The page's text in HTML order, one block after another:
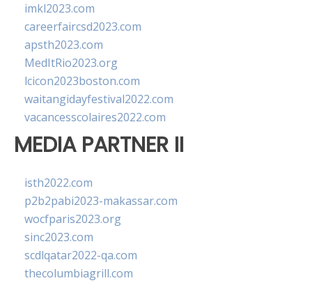
imkl2023.com
careerfaircsd2023.com
apsth2023.com
MedItRio2023.org
lcicon2023boston.com
waitangidayfestival2022.com
vacancesscolaires2022.com
MEDIA PARTNER II
isth2022.com
p2b2pabi2023-makassar.com
wocfparis2023.org
sinc2023.com
scdlqatar2022-qa.com
thecolumbiagrill.com